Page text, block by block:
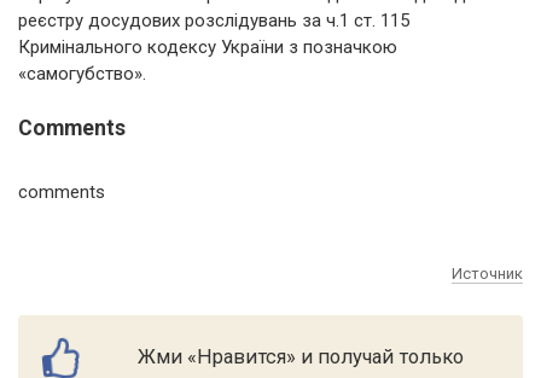
реєстру досудових розслідувань за ч.1 ст. 115
Кримінального кодексу України з позначкою
«самогубство».
Comments
comments
Источник
Жми «Нравится» и получай только